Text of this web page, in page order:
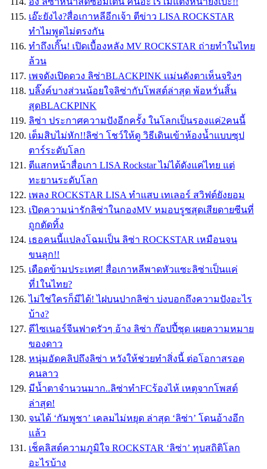
เอ๊ะยังไง?สื่อเกาหลีอีกเจ้า ตีข่าว LISA ROCKSTAR
ทำไมพูดไม่ตรงกัน
ทำถึงเกิ๊น! เปิดเบื้องหลัง MV ROCKSTAR ถ่ายทำในไทย
ล้วน
เพจดังเปิดดวง ลิซ่าBLACKPINK เเม่นดังตาเห็นจริงๆ
บลิ๊งค์บางส่วนน้อยใจลิซ่ากับโพสต์ล่าสุด พ้อหวั่นสิ้น
สุดBLACKPINK
ลิซ่า ประกาศความปังอีกครั้ง ในโลกเป็นรองแค่2คนนี้
เต็มสิบไม่หัก!!ลิซ่า โชว์ให้ดู วิธีเดินเข้าห้องน้ำแบบซุป
ตาร์ระดับโลก
ตีแสกหน้าสื่อเกา LISA Rockstar ไม่ได้ดังแค่ไทย แต่
ทะยานระดับโลก
เพลง ROCKSTAR LISA ทำแสบ เทเลอร์ สวิฟต์ยังยอม
เปิดความน่ารักลิซ่าในกองMV หมอบรูซสุดเสียดายซีนที่
ถูกตัดทิ้ง
เธอคนนี้แปลงโฉมเป็น ลิซ่า ROCKSTAR เหมือนจน
ขนลุก!!
เดือดข้ามประเทศ! สื่อเกาหลีพาดหัวแซะลิซ่าเป็นแค่
ที่1ในไทย?
ไม่ใช่ใครก็มีได้! ไฝบนปากลิซ่า บ่งบอกถึงความปังอะไร
บ้าง?
ดีไซเนอร์จีนฟาดรัวๆ อ้าง ลิซ่า ก๊อปปี้ชุด เผยความหมาย
ของดาว
หนุ่มอัดคลิปถึงลิซ่า หวังให้ช่วยทำสิ่งนี้ ต่อโอกาสรอด
คนลาว
มีน้ำตาจำนวนมาก..ลิซ่าทำFCร้องไห้ เหตุจากโพสต์
ล่าสุด!
จนได้ ‘กัมพูชา’ เคลมไม่หยุด ล่าสุด ‘ลิซ่า’ โดนอ้างอีก
แล้ว
เช็คลิสต์ความภูมิใจ ROCKSTAR ‘ลิซ่า’ ทุบสถิติโลก
อะไรบ้าง